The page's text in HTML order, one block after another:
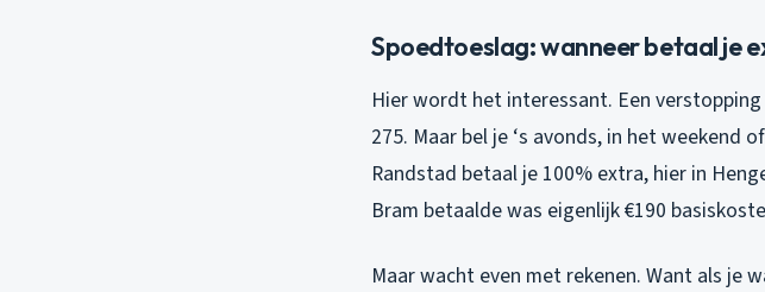
Spoedtoeslag: wanneer betaal je
Hier wordt het interessant. Een
275. Maar bel je ‘s avonds, in het weekend
Randstad betaal je 100% extra, hier in
Bram betaalde was eigenlijk €190
Maar wacht even met rekenen. Want als